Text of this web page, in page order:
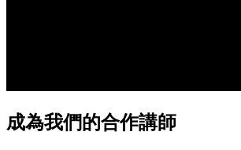
成為我們的合作講師